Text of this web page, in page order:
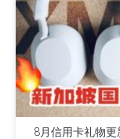
8月信用卡礼物